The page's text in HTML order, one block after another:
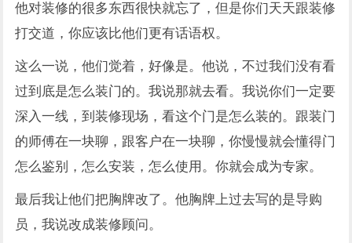
他对装修的很多东西很快就忘了，但是你们天天跟装修
打交道，你应该比他们更有话语权。
这么一说，他们觉着，好像是。他说，不过我们没有看
过到底是怎么装门的。我说那就去看。我说你们一定要
深入一线，到装修现场，看这个门是怎么装的。跟装门
的师傅在一块聊，跟客户在一块聊，你慢慢就会懂得门
怎么鉴别，怎么安装，怎么使用。你就会成为专家。
最后我让他们把胸牌改了。他胸牌上过去写的是导购
员，我说改成装修顾问。